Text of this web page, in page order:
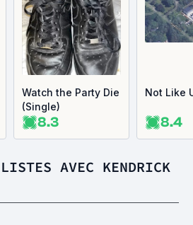
Watch the Party Die
(Single)
8.3
Not Like
8.4
AVEC KENDRICK